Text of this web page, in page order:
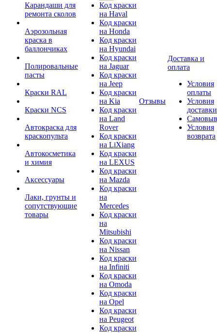
Карандаши для
ремонта сколов
Аэрозольная
краска в
баллончиках
Полировальные
пасты
Краски RAL
Краски NCS
Автокраска для
краскопульта
Автокосметика
и химия
Аксессуары
Лаки, грунты и
сопутствующие
товары
Код краски
на Haval
Код краски
на Honda
Код краски
на Hyundai
Код краски
на Jaguar
Код краски
на Jeep
Код краски
на Kia
Код краски
на Land
Rover
Код краски
на LiXiang
Код краски
на LEXUS
Код краски
на Mazda
Код краски
на
Mercedes
Код краски
на
Mitsubishi
Код краски
на Nissan
Код краски
на Infiniti
Код краски
на Omoda
Код краски
на Opel
Код краски
на Peugeot
Код краски
Отзывы
Доставка и
оплата
Условия
оплаты
Условия
доставки
Условия
возврата